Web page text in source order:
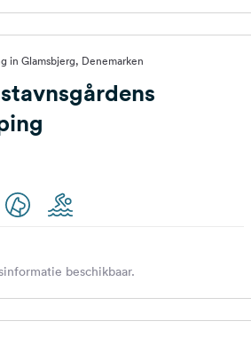
in Glamsbjerg, Denemarken
beschikbaar.